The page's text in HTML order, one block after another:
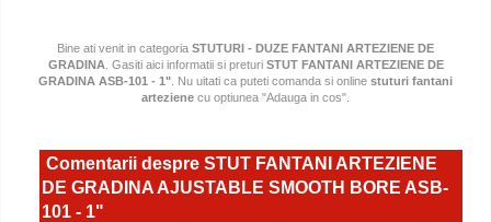
Bine ati venit in categoria STUTURI - DUZE FANTANI ARTEZIENE DE
GRADINA . Gasiti aici informatii si preturi STUT FANTANI ARTEZIENE DE
GRADINA ASB-101 - 1" . Nu uitati ca puteti comanda si online stuturi fantani
arteziene cu optiunea "Adauga in cos".
Comentarii despre STUT FANTANI ARTEZIENE
DE GRADINA AJUSTABLE SMOOTH BORE ASB-
101 - 1"